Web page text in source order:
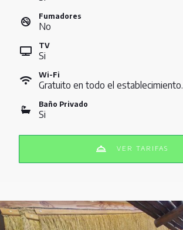
Fumadores
No
TV
Si
Wi-Fi
Gratuito en todo el establecimiento.
Baño Privado
Si
VER TARIFAS